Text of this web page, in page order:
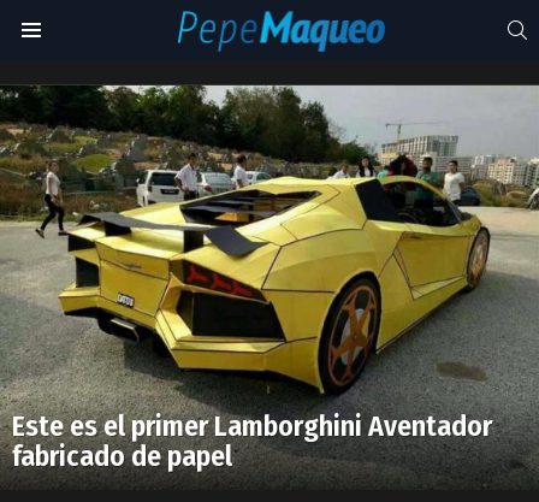
fabricado
de
papel
Latest
stories
Este es el primer Lamborghini Aventador
fabricado de papel